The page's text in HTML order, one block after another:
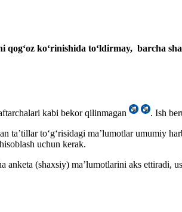
qogʻoz koʻrinishida toʻldirmay, barcha
kabi bekor qilinmagan . Ish
toʻgʻrisidagi ma’lumotlar umumiy
uchun kerak.
(shaхsiy) ma’lumotlarini aks ettiradi,